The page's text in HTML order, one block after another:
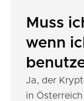
Muss
wenn
Ja, der
in